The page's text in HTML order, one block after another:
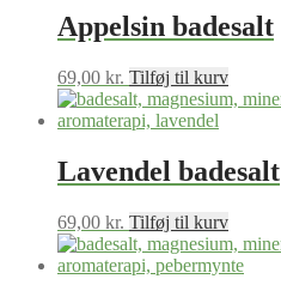
Appelsin badesalt
69,00 kr. Tilføj til kurv
Lavendel badesalt
69,00 kr. Tilføj til kurv